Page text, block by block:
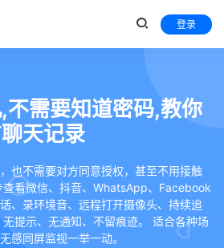
登录
不需要知道密码,教你
天记录
也不需要对方同意授权，甚至不用接触
看微信、抖音、WhatsApp、Facebook
、录环境音、远程打开摄像头、持续追
提示、无通知、不留痕迹。 适合各种场
感同屏监视一举一动。